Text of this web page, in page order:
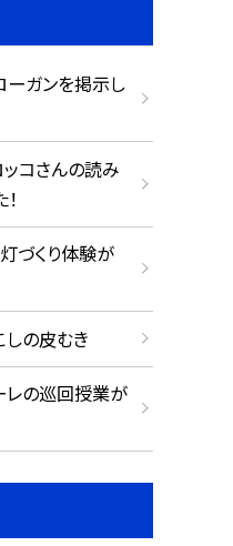
ガンを掲示し
コさんの読み
づくり体験が
の皮むき
の巡回授業が